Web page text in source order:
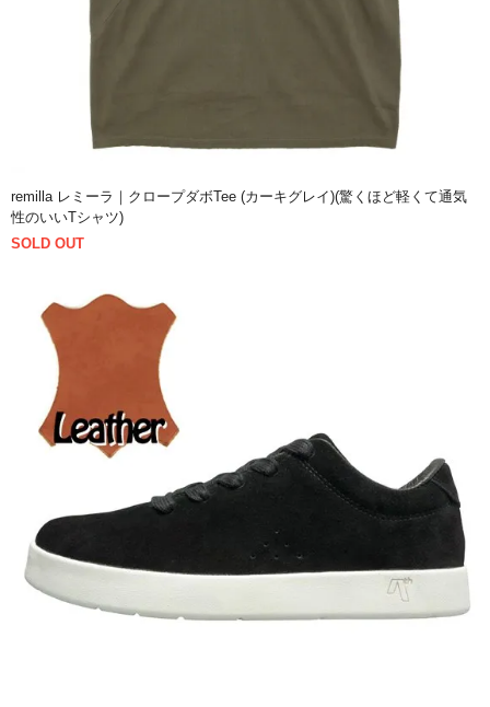
remilla レミーラ｜クロープダボTee (カーキグレイ)(驚くほど軽くて通気
性のいいTシャツ)
SOLD OUT